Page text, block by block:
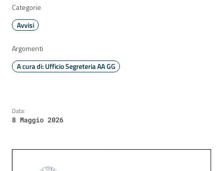
Categorie
Avvisi
Argomenti
A cura di: Ufficio Segreteria AA GG
Data:
8 Maggio 2026